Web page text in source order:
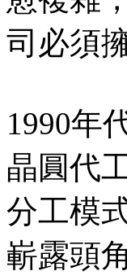
司必須
1990年
晶圓代
分工模
嶄露頭